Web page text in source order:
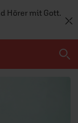
Hörer mit Gott.